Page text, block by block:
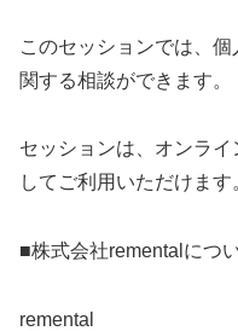
このセッションでは、
関する相談ができます。
セッションは、オンラ
してご利用いただけます
■株式会社rementalにつ
remental